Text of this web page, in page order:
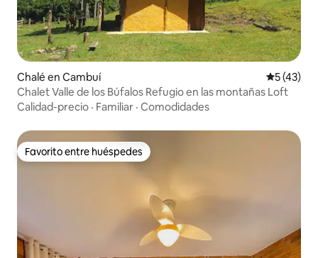
Chalé en Cambuí
5 (43)
Chalet Valle de los Búfalos Refugio en las montañas Loft
Calidad-precio · Familiar · Comodidades
Favorito entre huéspedes
Favorito entre huéspedes